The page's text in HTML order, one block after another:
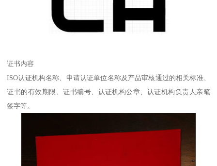
证书内容
ISO认证机构名称、申请认证单位名称及产品审核通过的相关标准、
证书的有效期限、证书编号、认证机构公章、认证机构负责人亲笔
签字等。